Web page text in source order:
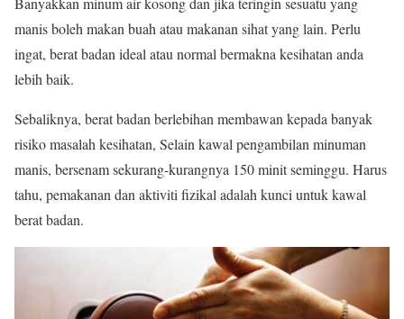
manis boleh makan buah atau makanan sihat yang lain. Perlu
ingat, berat badan ideal atau normal bermakna kesihatan anda
lebih baik.
Sebaliknya, berat badan berlebihan membawan kepada banyak
risiko masalah kesihatan, Selain kawal pengambilan minuman
manis, bersenam sekurang-kurangnya 150 minit seminggu. Harus
tahu, pemakanan dan aktiviti fizikal adalah kunci untuk kawal
berat badan.